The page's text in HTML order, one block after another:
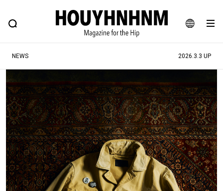
JA
EN
FEATURE BLOG SNAP
ヒップなファッション、カルチャー、ライフスタイルWEBマガジン
#注目のタグ
#SHOPPING ADDICT #憧れの逸品
#ESSENTIAL DESIGNS #古着サミット
#NEW VINTAGE #マイナーグッド図鑑
#路地裏てぃーん。 #MONTHLY JOURNAL
#GH 銘品の所以 #フイナムのYouTube
NEWS 2026.3.3 UP